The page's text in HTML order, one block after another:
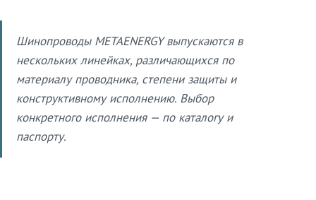
Шинопроводы METAENERGY выпускаются в
нескольких линейках, различающихся по
материалу проводника, степени защиты и
конструктивному исполнению. Выбор
конкретного исполнения — по каталогу и
паспорту.